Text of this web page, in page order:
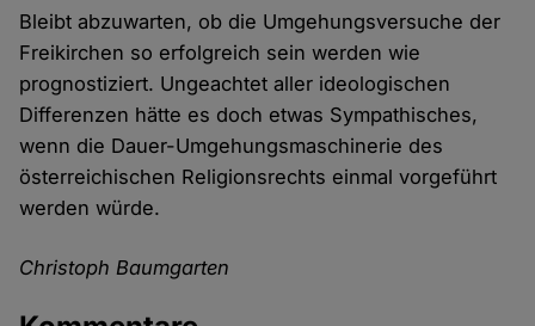
Bleibt abzuwarten, ob die Umgehungsversuche der
Freikirchen so erfolgreich sein werden wie
prognostiziert. Ungeachtet aller ideologischen
Differenzen hätte es doch etwas Sympathisches,
wenn die Dauer-Umgehungsmaschinerie des
österreichischen Religionsrechts einmal vorgeführt
werden würde.
Christoph Baumgarten